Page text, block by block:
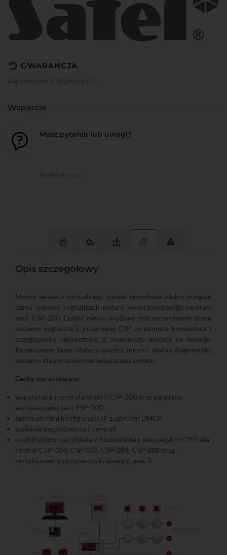
GWARANCJA
Wsparcie
Masz pytania lub uwagi?
Opis szczegółowy
Moduł serwera wirtualnego panelu umożliwia zdalny podgląd
stanu systemu sygnalizacji pożaru wykorzystującego centrale
serii CSP-200. Dzięki niemu możliwe jest sprawdzenie stanu
systemu sygnalizacji pożarowej CSP za pomocą komputera z
przeglądarką internetową, z dowolnego miejsca na świecie.
Rozwiązanie takie ułatwia między innymi zdalną diagnostykę
systemu dla personelu serwisującego system.
Cechy wyróżniające:
współpraca z centralami serii CSP-200 oraz panelami
wyniesionymi serii PSP-200
automatyczna konfiguracja IP z użyciem DHCP
zasilanie bezpośrednio z centrali
moduł objęty certyfikatem budowlanym europejskim CPD dla
central CSP-104, CSP-108, CSP-204, CSP-208 oraz
certyfikatem budowlanym krajowym znak B